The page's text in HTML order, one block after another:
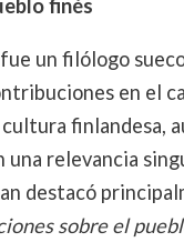
finés
un filólogo
en el
finlandesa,
una relevancia
destacó
sobre el